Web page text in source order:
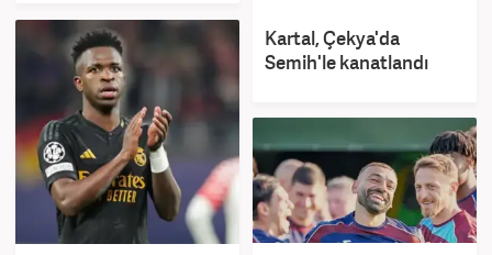
Kartal, Çekya'da
Semih'le kanatlandı